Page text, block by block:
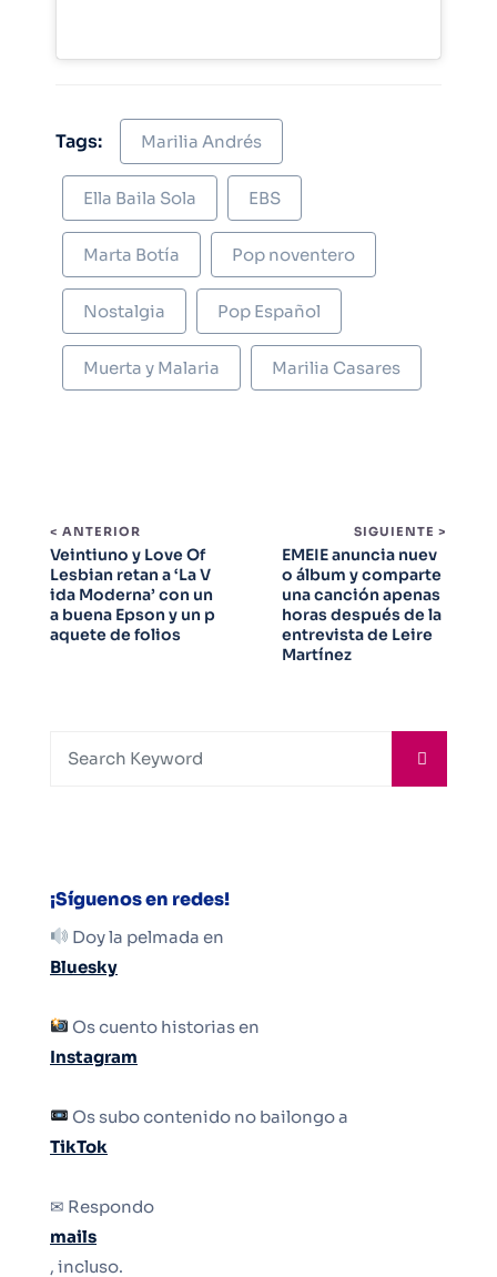
Tags: Marilia Andrés
Ella Baila Sola EBS
Marta Botía Pop noventero
Nostalgia Pop Español
Muerta y Malaria Marilia Casares
< ANTERIOR
Veintiuno y Love Of
Lesbian retan a ‘La V
ida Moderna’ con un
a buena Epson y un p
aquete de folios
SIGUIENTE >
EMEIE anuncia nuev
o álbum y comparte
una canción apenas
horas después de la
entrevista de Leire
Martínez
¡Síguenos en redes!
Doy la pelmada en
Bluesky
Os cuento historias en
Instagram
Os subo contenido no bailongo a
TikTok
✉ Respondo
mails
, incluso.